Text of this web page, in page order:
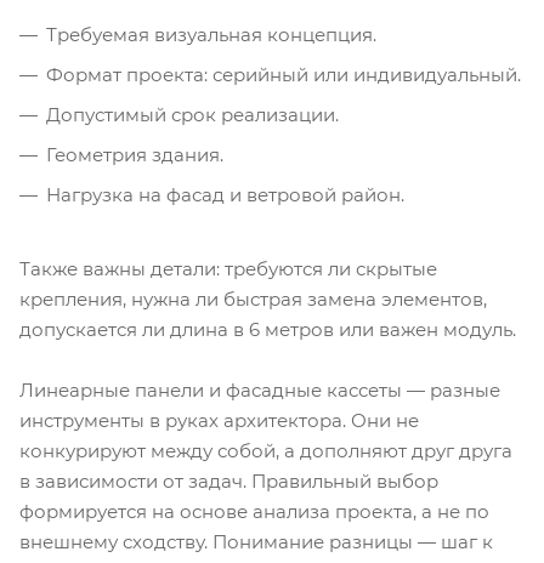
Требуемая визуальная концепция.
Формат проекта: серийный или индивидуальный.
Допустимый срок реализации.
Геометрия здания.
Нагрузка на фасад и ветровой район.
Также важны детали: требуются ли скрытые
крепления, нужна ли быстрая замена элементов,
допускается ли длина в 6 метров или важен модуль.
Линеарные панели и фасадные кассеты — разные
инструменты в руках архитектора. Они не
конкурируют между собой, а дополняют друг друга
в зависимости от задач. Правильный выбор
формируется на основе анализа проекта, а не по
внешнему сходству. Понимание разницы — шаг к